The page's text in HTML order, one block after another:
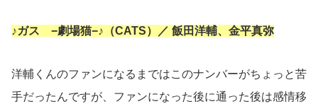
♪ガス −劇場猫−♪（CATS）／ 飯田洋輔、金平真弥
洋輔くんのファンになるまではこのナンバーがちょっと苦
手だったんですが、ファンになった後に通った後は感情移